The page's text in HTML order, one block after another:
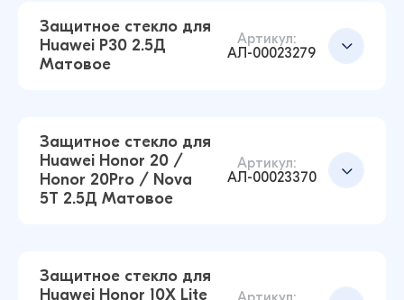
Защитное стекло для Huawei Nova Y61 2.5Д
Матовое (Чёрный)
Добавить в корзину
Защитное стекло для Huawei Honor 9C / Y7p
40 ₽38 ₽
Защитное стекло для
Huawei P30 2.5Д
Матовое
Артикул:
АЛ-00023279
Защитное стекло для
Huawei Honor 20 /
Honor 20Pro / Nova
5T 2.5Д Матовое
Артикул:
АЛ-00023370
Защитное стекло для
Huawei Honor 10X Lite
Артикул: